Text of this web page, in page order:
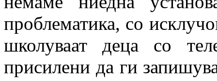
проблематика, со
школуваат деца со
присилени да ги